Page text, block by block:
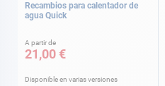
Recambios para calentador de
agua Quick
A partir de
21,00 €
Disponible en varias versiones